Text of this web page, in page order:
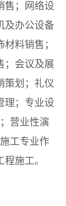
售；网络设
及办公设备
料销售；
；会议及展
策划；礼仪
理；专业设
营业性演
工专业作
施工。